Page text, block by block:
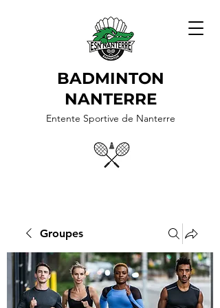
BADMINTON
NANTERRE
Entente Sportive de Nanterre
Groupes